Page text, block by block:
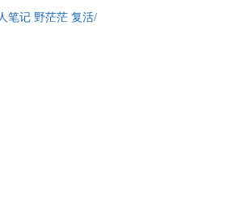
笔记 野茫茫 复活/